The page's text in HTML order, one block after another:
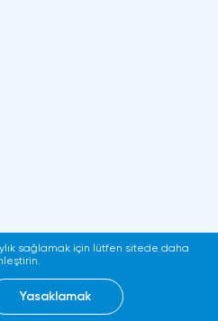
sağlamak için lütfen sitede daha
Yasaklamak